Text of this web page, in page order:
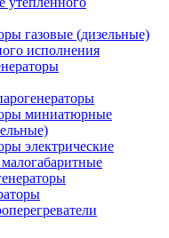
газовые (дизельные)
исполнения
миниатюрные
электрические